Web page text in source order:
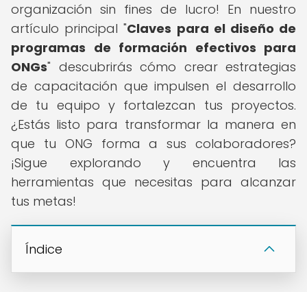
organización sin fines de lucro! En nuestro
artículo principal "Claves para el diseño de
programas de formación efectivos para
ONGs" descubrirás cómo crear estrategias
de capacitación que impulsen el desarrollo
de tu equipo y fortalezcan tus proyectos.
¿Estás listo para transformar la manera en
que tu ONG forma a sus colaboradores?
¡Sigue explorando y encuentra las
herramientas que necesitas para alcanzar
tus metas!
Índice